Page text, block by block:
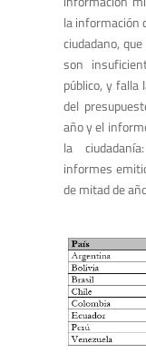
la información
ciudadano,
son
público, y falla
del
año y el
la
informes
de mitad de